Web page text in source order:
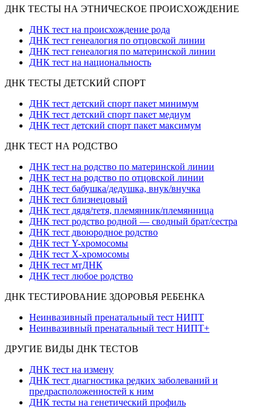
ДНК ТЕСТЫ НА ЭТНИЧЕСКОЕ ПРОИСХОЖДЕНИЕ
ДНК тест на происхождение рода
ДНК тест генеалогия по отцовской линии
ДНК тест генеалогия по материнской линии
ДНК тест на национальность
ДНК ТЕСТЫ ДЕТСКИЙ СПОРТ
ДНК тест детский спорт пакет минимум
ДНК тест детский спорт пакет медиум
ДНК тест детский спорт пакет максимум
ДНК ТЕСТ НА РОДСТВО
ДНК тест на родство по материнской линии
ДНК тест на родство по отцовской линии
ДНК тест бабушка/дедушка, внук/внучка
ДНК тест близнецовый
ДНК тест дядя/тетя, племянник/племянница
ДНК тест родство родной — сводный брат/сестра
ДНК тест двоюродное родство
ДНК тест Y-хромосомы
ДНК тест X-хромосомы
ДНК тест мтДНК
ДНК тест любое родство
ДНК ТЕСТИРОВАНИЕ ЗДОРОВЬЯ РЕБЕНКА
Неинвазивный пренатальный тест НИПТ
Неинвазивный пренатальный тест НИПТ+
ДРУГИЕ ВИДЫ ДНК ТЕСТОВ
ДНК тест на измену
ДНК тест диагностика редких заболеваний и
предрасположенностей к ним
ДНК тесты на генетический профиль